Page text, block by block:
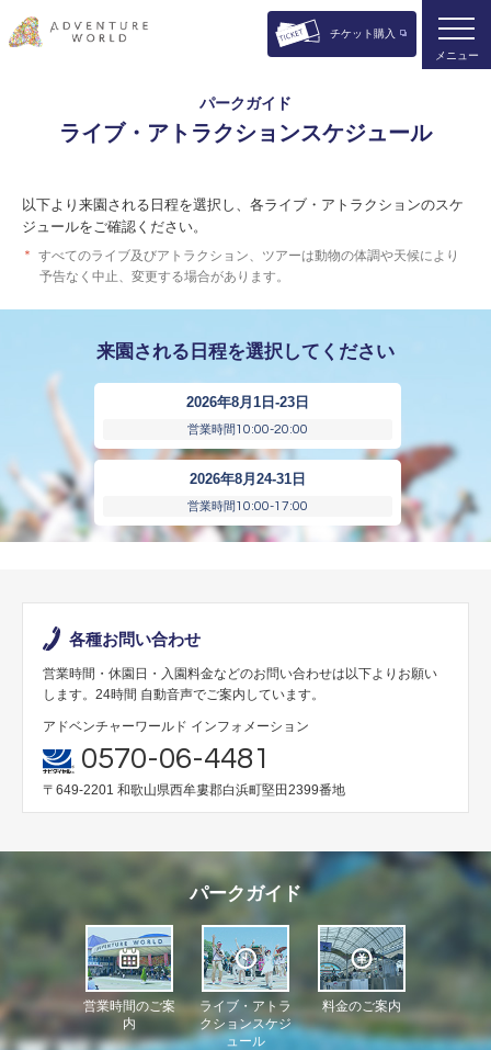
チケット購入
メニュー
パークガイド
ライブ・アトラクションスケジュール
以下より来園される日程を選択し、各ライブ・アトラクションのスケ
ジュールをご確認ください。
＊
すべてのライブ及びアトラクション、ツアーは動物の体調や天候により
予告なく中止、変更する場合があります。
来園される日程を選択してください
2026年8月1日-23日
営業時間10:00-20:00
2026年8月24-31日
営業時間10:00-17:00
各種お問い合わせ
営業時間・休園日・入園料金などのお問い合わせは以下よりお願い
します。24時間 自動音声でご案内しています。
アドベンチャーワールド インフォメーション
0570-06-4481
〒649-2201 和歌山県西牟婁郡白浜町堅田2399番地
パークガイド
営業時間のご案
内
ライブ・アトラ
クションスケジ
ュール
料金のご案内